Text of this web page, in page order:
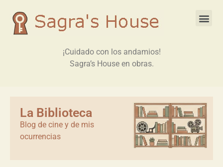
¡Cuidado con los andamios!
Sagra’s House en obras.
La Biblioteca
Blog de cine y de mis
ocurrencias